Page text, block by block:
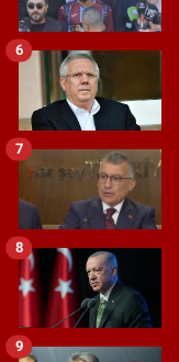
6
7
8
9